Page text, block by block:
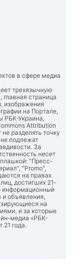
в сфере медиа
трехязычную
страница
изображения
на Портале,
РБК-Украина,
Attribution
разделять точку
подлежат
За
несет
"Пресс-
"Promo",
на правах
достигших 21-
информационный
и объявления,
на
и за которые
медиа «РБК-
21 года.